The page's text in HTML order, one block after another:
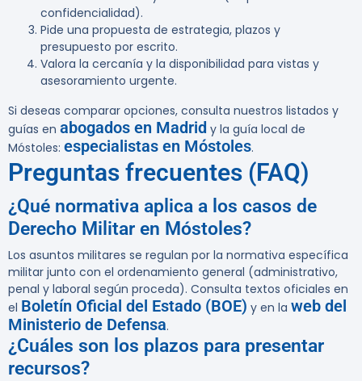
confidencialidad).
Pide una propuesta de estrategia, plazos y
presupuesto por escrito.
Valora la cercanía y la disponibilidad para vistas y
asesoramiento urgente.
Si deseas comparar opciones, consulta nuestros listados y
guías en abogados en Madrid y la guía local de
Móstoles: especialistas en Móstoles.
Preguntas frecuentes (FAQ)
¿Qué normativa aplica a los casos de
Derecho Militar en Móstoles?
Los asuntos militares se regulan por la normativa específica
militar junto con el ordenamiento general (administrativo,
penal y laboral según proceda). Consulta textos oficiales en
el Boletín Oficial del Estado (BOE) y en la web del
Ministerio de Defensa.
¿Cuáles son los plazos para presentar
recursos?